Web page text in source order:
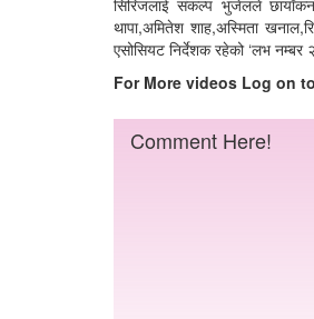
सिरिजलाई संकल्प भुजेलले
थापा,अमितेश शाह,अस्मिता
एसोसियट निर्देशक रहेको ‘लभ नम्बर
For More videos Log on to
Comment Here!